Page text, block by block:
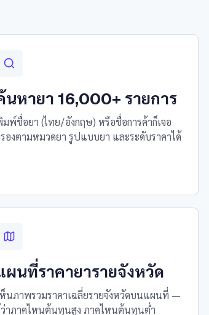
นหายา 16,000+ รายการ
พ์ชื่อยา (ไทย/อังกฤษ) หรือชื่อการค้าก็เจอ
องตามหมวดยา รูปแบบยา และระดับราคาได้
ผนที่ราคายารายจังหวัด
นภาพรวมราคาเฉลี่ยรายจังหวัดบนแผนที่ —
าภาคไหนต้นทุนสูง ภาคไหนต้นทุนต่ำ